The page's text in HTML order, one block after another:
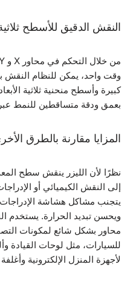
النقش الدقيق للأسطح ثلاثية
وقت واحد، يمكن للنظام
كبيرة وأسطح منحنية ثلاثية
بعمق ودقة متساقطين للنمط
المزايا مقارنة بالطرق
نظرًا لأن الليزر ينقش سطح
إلى النقش الكيميائي أو
يتجنب مشاكل هشاشة الإدراجات
ويحسن تبديد الحرارة. يستخدم
محاور بشكل شائع لمكونات
للسيارات، مثل لوحات القيادة
لأجهزة المنزل الإلكترونية